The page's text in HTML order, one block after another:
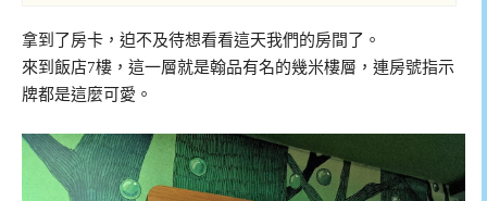
拿到了房卡，迫不及待想看看這天我們的房間了。
來到飯店7樓，這一層就是翰品有名的幾米樓層，連房號指示
牌都是這麼可愛。